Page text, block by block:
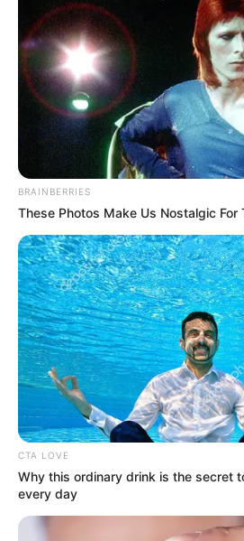
BRAINBERRIES
These Photos Make Us Nostalgic For
CTA LOVE
Why this ordinary drink is the secret
every day